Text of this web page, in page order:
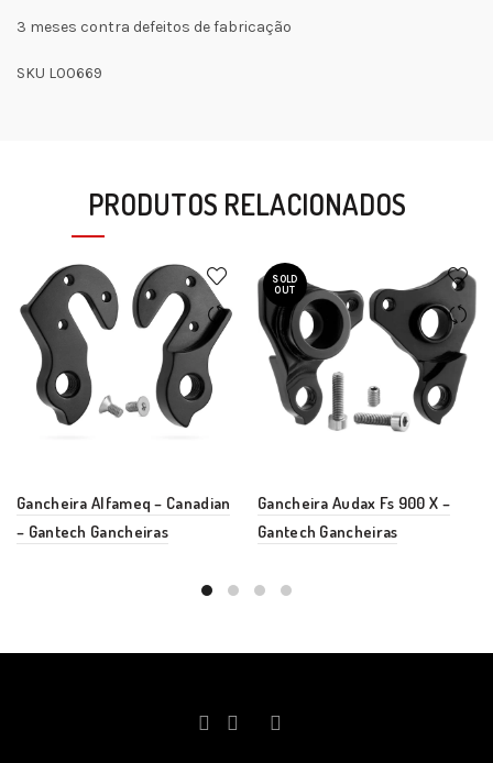
3 meses contra defeitos de fabricação
SKU L00669
PRODUTOS RELACIONADOS
Gancheira Alfameq – Canadian
– Gantech Gancheiras
SOLD
OUT
Gancheira Audax Fs 900 X –
Gantech Gancheiras